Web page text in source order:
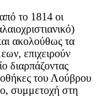
το 1814 οι
ακολούθως τα
επιχειρούν
διαρπάζοντας
του Λούβρου
συμμετοχή στη